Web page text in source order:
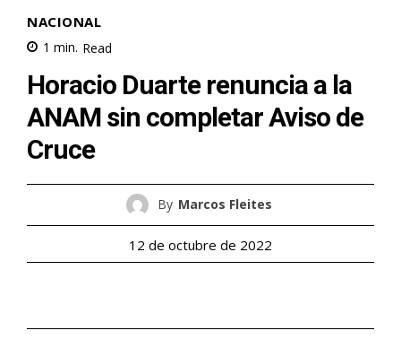
NACIONAL
1 min. Read
Horacio Duarte renuncia a la
ANAM sin completar Aviso de
Cruce
By Marcos Fleites
12 de octubre de 2022